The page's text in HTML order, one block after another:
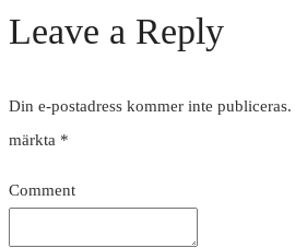
Leave a Reply
Din e-postadress kommer inte publiceras.
märkta *
Comment